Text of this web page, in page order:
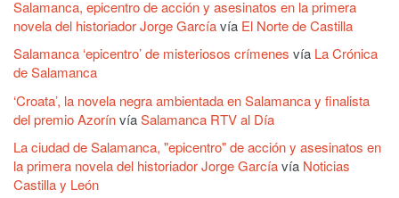
Salamanca, epicentro de acción y asesinatos en la primera
novela del historiador Jorge Garcíavía El Norte de Castilla
Salamanca ‘epicentro’ de misteriosos crímenes vía La Crónica
de Salamanca
‘Croata’, la novela negra ambientada en Salamanca y finalista
del premio AzorínvíaSalamanca RTV al Día
La ciudad de Salamanca, "epicentro" de acción y asesinatos en
la primera novela del historiador Jorge Garcíavía Noticias
Castilla y León